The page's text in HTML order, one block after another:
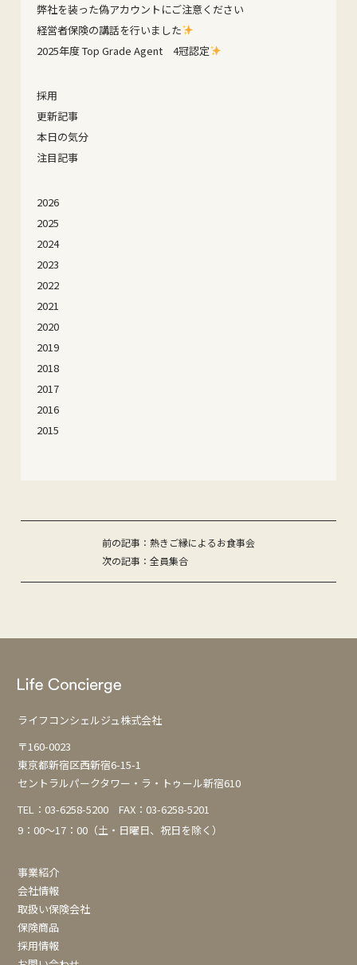
弊社を装った偽アカウントにご注意ください
経営者保険の講話を行いました
2025年度 Top Grade Agent 4冠認定
採用
更新記事
本日の気分
注目記事
2026
2025
2024
2023
2022
2021
2020
2019
2018
2017
2016
2015
投
稿
ゲ
シ
ョ
前の記事：熱きご縁によるお食事会
次の記事：全員集合
ライフコンシェルジュ株式会社
〒160-0023
東京都新宿区西新宿6-15-1
セントラルパークタワー・ラ・トゥール新宿610
TEL：03-6258-5200 FAX：03-6258-5201
9：00～17：00（土・日曜日、祝日を除く）
事業紹介
会社情報
取扱い保険会社
保険商品
採用情報